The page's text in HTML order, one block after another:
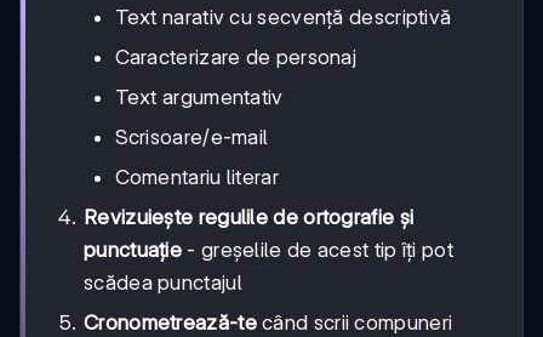
Text narativ cu secvență descriptivă
Caracterizare de personaj
Text argumentativ
Scrisoare/e-mail
Comentariu literar
Revizuiește regulile de ortografie și
punctuație - greșelile de acest tip îți pot
scădea punctajul
Cronometrează-tecând scrii compuneri